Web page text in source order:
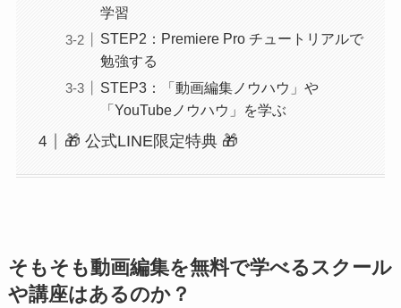
学習
STEP2：Premiere Pro チュートリアルで
勉強する
STEP3：「動画編集ノウハウ」や
「YouTubeノウハウ」を学ぶ
🎁 公式LINE限定特典 🎁
そもそも動画編集を無料で学べるスクール
や講座はあるのか？